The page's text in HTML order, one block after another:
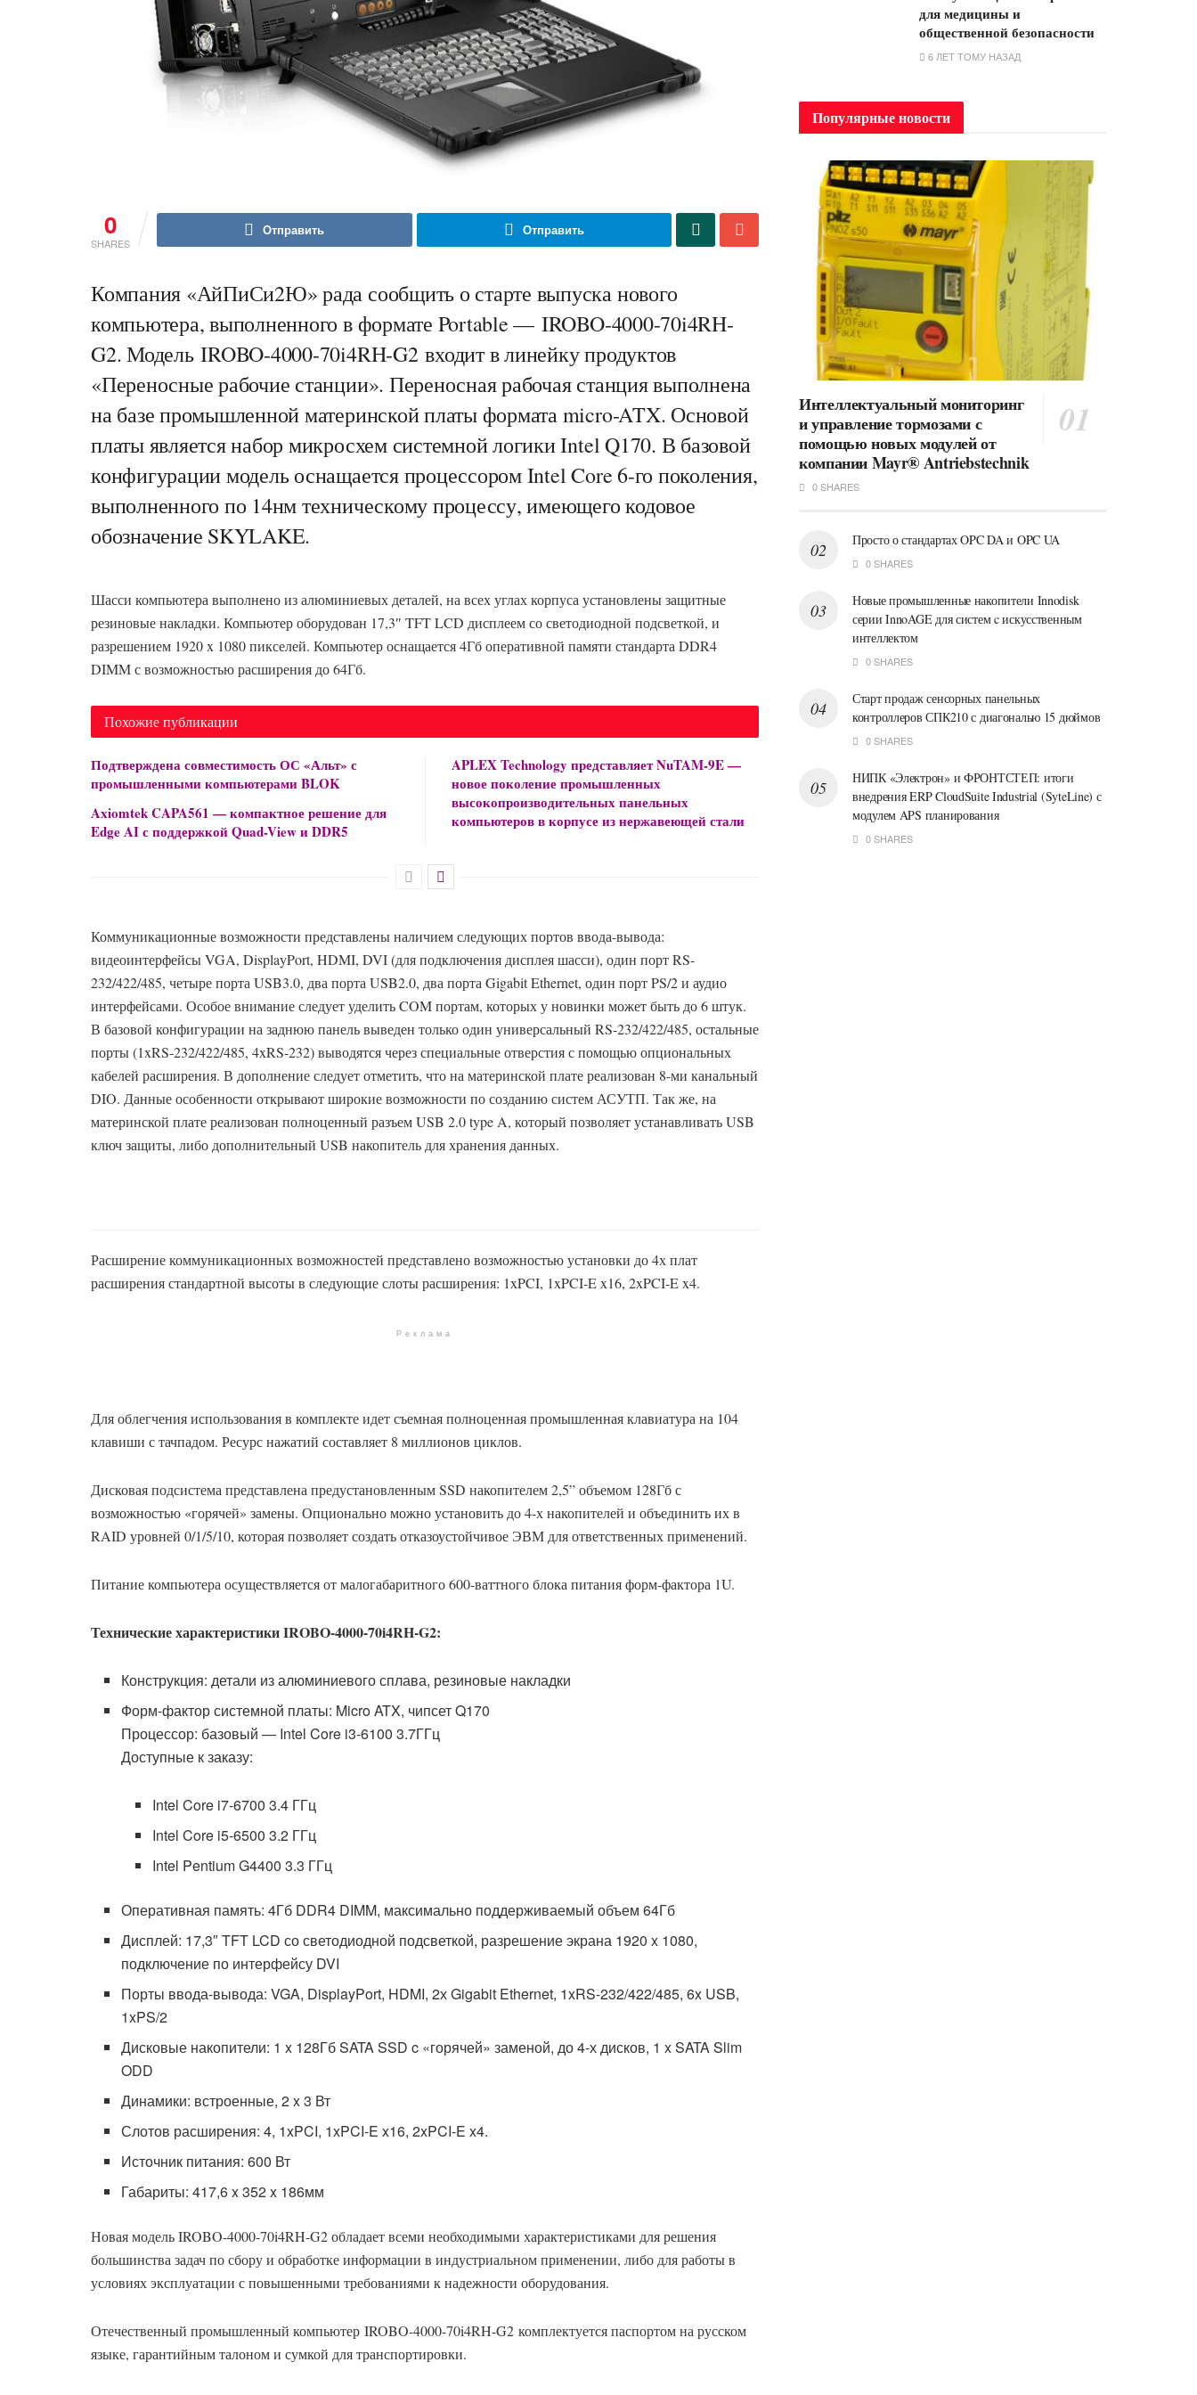
0
SHARES
Отправить Отправить
Компания «АйПиСи2Ю» рада сообщить о старте выпуска нового
компьютера, выполненного в формате Portable — IROBO-4000-70i4RH-
G2. Модель IROBO-4000-70i4RH-G2 входит в линейку продуктов
«Переносные рабочие станции». Переносная рабочая станция выполнена
на базе промышленной материнской платы формата micro-ATX. Основой
платы является набор микросхем системной логики Intel Q170. В базовой
конфигурации модель оснащается процессором Intel Core 6-го поколения,
выполненного по 14нм техническому процессу, имеющего кодовое
обозначение SKYLAKE.
Шасси компьютера выполнено из алюминиевых деталей, на всех углах корпуса установлены защитные
резиновые накладки. Компьютер оборудован 17,3″ TFT LCD дисплеем со светодиодной подсветкой, и
разрешением 1920 x 1080 пикселей. Компьютер оснащается 4Гб оперативной памяти стандарта DDR4
DIMM с возможностью расширения до 64Гб.
Похожие публикации
Подтверждена совместимость ОС «Альт» с
промышленными компьютерами BLOK
Axiomtek CAPA561 — компактное решение для
Edge AI с поддержкой Quad-View и DDR5
APLEX Technology представляет NuTAM-9E —
новое поколение промышленных
высокопроизводительных панельных
компьютеров в корпусе из нержавеющей стали
Коммуникационные возможности представлены наличием следующих портов ввода-вывода:
видеоинтерфейсы VGA, DisplayPort, HDMI, DVI (для подключения дисплея шасси), один порт RS-
232/422/485, четыре порта USB3.0, два порта USB2.0, два порта Gigabit Ethernet, один порт PS/2 и аудио
интерфейсами. Особое внимание следует уделить COM портам, которых у новинки может быть до 6 штук.
В базовой конфигурации на заднюю панель выведен только один универсальный RS-232/422/485, остальные
порты (1xRS-232/422/485, 4xRS-232) выводятся через специальные отверстия с помощью опциональных
кабелей расширения. В дополнение следует отметить, что на материнской плате реализован 8-ми канальный
DIO. Данные особенности открывают широкие возможности по созданию систем АСУТП. Так же, на
материнской плате реализован полноценный разъем USB 2.0 type A, который позволяет устанавливать USB
ключ защиты, либо дополнительный USB накопитель для хранения данных.
Расширение коммуникационных возможностей представлено возможностью установки до 4х плат
расширения стандартной высоты в следующие слоты расширения: 1xPCI, 1xPCI-E x16, 2xPCI-E x4.
Реклама
Для облегчения использования в комплекте идет съемная полноценная промышленная клавиатура на 104
клавиши с тачпадом. Ресурс нажатий составляет 8 миллионов циклов.
Дисковая подсистема представлена предустановленным SSD накопителем 2,5” объемом 128Гб с
возможностью «горячей» замены. Опционально можно установить до 4-х накопителей и объединить их в
RAID уровней 0/1/5/10, которая позволяет создать отказоустойчивое ЭВМ для ответственных применений.
Питание компьютера осуществляется от малогабаритного 600-ваттного блока питания форм-фактора 1U.
Технические характеристики IROBO-4000-70i4RH-G2:
Конструкция: детали из алюминиевого сплава, резиновые накладки
Форм-фактор системной платы: Micro ATX, чипсет Q170
Процессор: базовый — Intel Core i3-6100 3.7ГГц
Доступные к заказу:
Intel Core i7-6700 3.4 ГГц
Intel Core i5-6500 3.2 ГГц
Intel Pentium G4400 3.3 ГГц
Оперативная память: 4Гб DDR4 DIMM, максимально поддерживаемый объем 64Гб
Дисплей: 17,3″ TFT LCD со светодиодной подсветкой, разрешение экрана 1920 x 1080,
подключение по интерфейсу DVI
Порты ввода-вывода: VGA, DisplayPort, HDMI, 2х Gigabit Ethernet, 1xRS-232/422/485, 6x USB,
1xPS/2
Дисковые накопители: 1 x 128Гб SATA SSD c «горячей» заменой, до 4-х дисков, 1 x SATA Slim
ODD
Динамики: встроенные, 2 x 3 Вт
Слотов расширения: 4, 1xPCI, 1xPCI-E x16, 2xPCI-E x4.
Источник питания: 600 Вт
Габариты: 417,6 x 352 x 186мм
Новая модель IROBO-4000-70i4RH-G2 обладает всеми необходимыми характеристиками для решения
большинства задач по сбору и обработке информации в индустриальном применении, либо для работы в
условиях эксплуатации с повышенными требованиями к надежности оборудования.
Отечественный промышленный компьютер IROBO-4000-70i4RH-G2 комплектуется паспортом на русском
языке, гарантийным талоном и сумкой для транспортировки.
для медицины и
общественной безопасности
6 ЛЕТ ТОМУ НАЗАД
Популярные новости
Интеллектуальный мониторинг
и управление тормозами с
помощью новых модулей от
компании Mayr® Antriebstechnik
0 SHARES
Просто о стандартах OPC DA и OPC UA
0 SHARES
Новые промышленные накопители Innodisk
серии InnoAGE для систем c искусственным
интеллектом
0 SHARES
Старт продаж сенсорных панельных
контроллеров СПК210 с диагональю 15 дюймов
0 SHARES
НИПК «Электрон» и ФРОНТСТЕП: итоги
внедрения ERP CloudSuite Industrial (SyteLine) с
модулем APS планирования
0 SHARES